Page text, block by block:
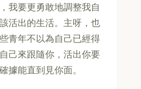
我要更勇敢地調整我自
活出的生活。主呀，也
青年不以為自己已經得
己來跟隨你，活出你要
據能直到見你面。